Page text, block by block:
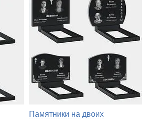
Памятники на двоих